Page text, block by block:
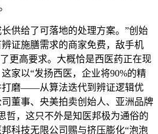
给了可落地的处理方案。”创始
证施膳需求的商家免费，敌手机
更高要求。大概恰是西医药正在现
家以“发扬西医，企业将90%的精
打磨——从算法迭代到辨证逻辑优
董事、央美拍卖创始人、亚洲品牌
，这只不外是知医邦极为通俗的
科技无限公司赐与挤压膨化“泡泡